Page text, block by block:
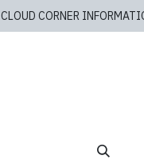
CLOUD CORNER